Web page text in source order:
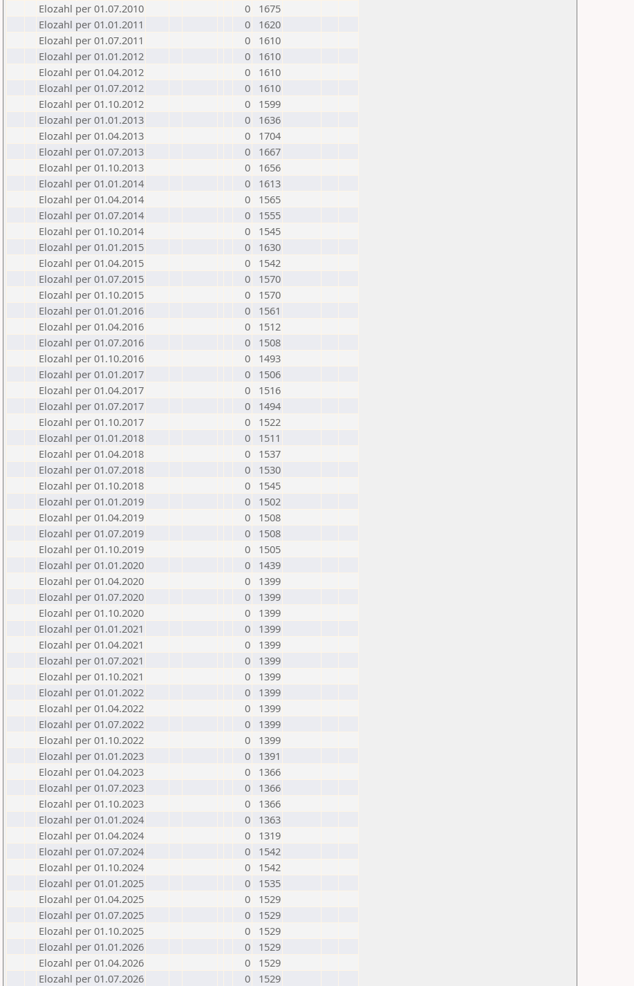
Elozahl per 01.07.2010
0
1675
Elozahl per 01.01.2011
0
1620
Elozahl per 01.07.2011
0
1610
Elozahl per 01.01.2012
0
1610
Elozahl per 01.04.2012
0
1610
Elozahl per 01.07.2012
0
1610
Elozahl per 01.10.2012
0
1599
Elozahl per 01.01.2013
0
1636
Elozahl per 01.04.2013
0
1704
Elozahl per 01.07.2013
0
1667
Elozahl per 01.10.2013
0
1656
Elozahl per 01.01.2014
0
1613
Elozahl per 01.04.2014
0
1565
Elozahl per 01.07.2014
0
1555
Elozahl per 01.10.2014
0
1545
Elozahl per 01.01.2015
0
1630
Elozahl per 01.04.2015
0
1542
Elozahl per 01.07.2015
0
1570
Elozahl per 01.10.2015
0
1570
Elozahl per 01.01.2016
0
1561
Elozahl per 01.04.2016
0
1512
Elozahl per 01.07.2016
0
1508
Elozahl per 01.10.2016
0
1493
Elozahl per 01.01.2017
0
1506
Elozahl per 01.04.2017
0
1516
Elozahl per 01.07.2017
0
1494
Elozahl per 01.10.2017
0
1522
Elozahl per 01.01.2018
0
1511
Elozahl per 01.04.2018
0
1537
Elozahl per 01.07.2018
0
1530
Elozahl per 01.10.2018
0
1545
Elozahl per 01.01.2019
0
1502
Elozahl per 01.04.2019
0
1508
Elozahl per 01.07.2019
0
1508
Elozahl per 01.10.2019
0
1505
Elozahl per 01.01.2020
0
1439
Elozahl per 01.04.2020
0
1399
Elozahl per 01.07.2020
0
1399
Elozahl per 01.10.2020
0
1399
Elozahl per 01.01.2021
0
1399
Elozahl per 01.04.2021
0
1399
Elozahl per 01.07.2021
0
1399
Elozahl per 01.10.2021
0
1399
Elozahl per 01.01.2022
0
1399
Elozahl per 01.04.2022
0
1399
Elozahl per 01.07.2022
0
1399
Elozahl per 01.10.2022
0
1399
Elozahl per 01.01.2023
0
1391
Elozahl per 01.04.2023
0
1366
Elozahl per 01.07.2023
0
1366
Elozahl per 01.10.2023
0
1366
Elozahl per 01.01.2024
0
1363
Elozahl per 01.04.2024
0
1319
Elozahl per 01.07.2024
0
1542
Elozahl per 01.10.2024
0
1542
Elozahl per 01.01.2025
0
1535
Elozahl per 01.04.2025
0
1529
Elozahl per 01.07.2025
0
1529
Elozahl per 01.10.2025
0
1529
Elozahl per 01.01.2026
0
1529
Elozahl per 01.04.2026
0
1529
Elozahl per 01.07.2026
0 1529